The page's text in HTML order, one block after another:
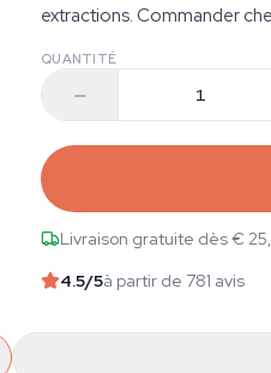
extractions. Commander
QUANTITÉ
Livraison gratuite dès €
4.5/5à partir de 781 avis